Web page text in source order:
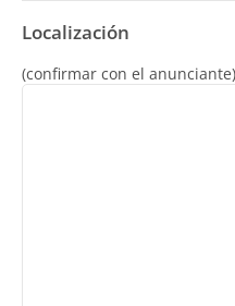
Localización
(confirmar con el anunciante)